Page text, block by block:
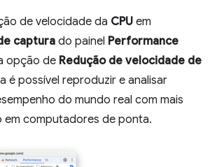
de velocidade da CPU em
captura do painel Performance
opção de Redução de velocidade de
é possível reproduzir e analisar
do mundo real com mais
em computadores de ponta.